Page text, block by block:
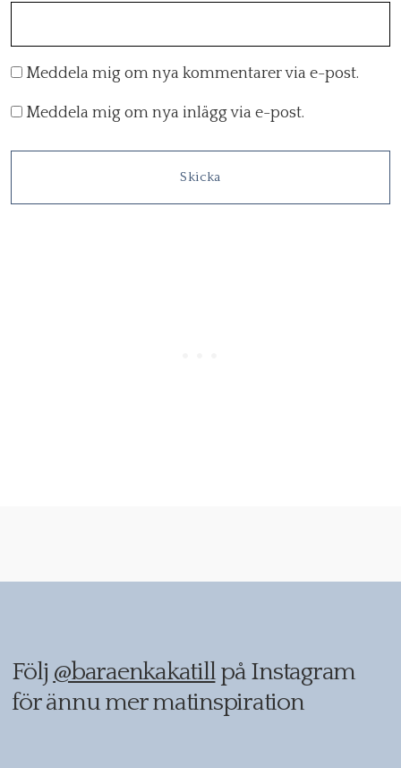
Meddela mig om nya kommentarer via e-post.
Meddela mig om nya inlägg via e-post.
Följ @baraenkakatillpå Instagram
för ännu mer matinspiration